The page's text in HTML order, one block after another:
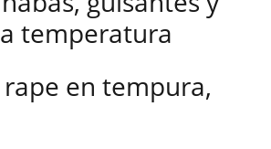
temperatura
en tempura,